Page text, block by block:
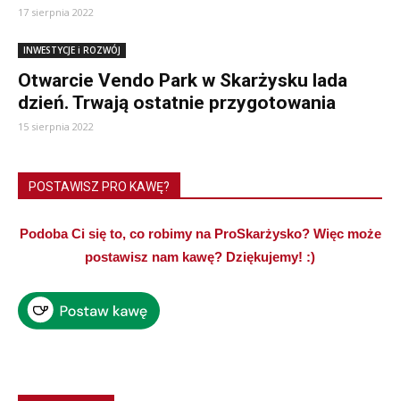
17 sierpnia 2022
INWESTYCJE i ROZWÓJ
Otwarcie Vendo Park w Skarżysku lada
dzień. Trwają ostatnie przygotowania
15 sierpnia 2022
POSTAWISZ PRO KAWĘ?
Podoba Ci się to, co robimy na ProSkarżysko? Więc może
postawisz nam kawę? Dziękujemy! :)